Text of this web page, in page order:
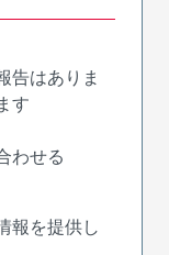
告はありま
す
わせる
報を提供し